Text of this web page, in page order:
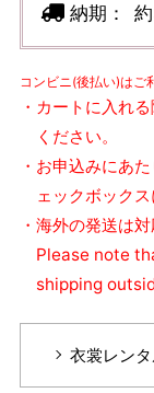
納期：
コンビニ(後払い)はご
・カートに入れ
ください。
・お申込みにあ
ェックボック
・海外の発送は
Please note
shipping
衣裳レン